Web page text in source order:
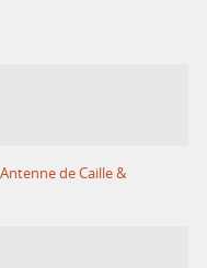
de Caille &